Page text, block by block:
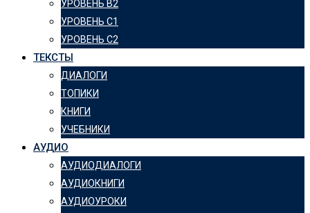
УРОВЕНЬ B2
УРОВЕНЬ C1
УРОВЕНЬ C2
ТЕКСТЫ
ДИАЛОГИ
ТОПИКИ
КНИГИ
УЧЕБНИКИ
АУДИО
АУДИОДИАЛОГИ
АУДИОКНИГИ
АУДИОУРОКИ